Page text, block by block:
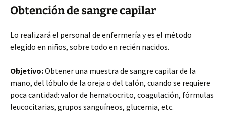
Obtención de sangre capilar
Lo realizará el personal de enfermería y es el método
elegido en niños, sobre todo en recién nacidos.
Objetivo:Obtener una muestra de sangre capilar de la
mano, del lóbulo de la oreja o del talón, cuando se requiere
poca cantidad: valor de hematocrito, coagulación, fórmulas
leucocitarias, grupos sanguíneos, glucemia, etc.